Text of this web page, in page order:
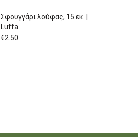
Σφουγγάρι λούφας, 15 εκ. |
Luffa
€2.50